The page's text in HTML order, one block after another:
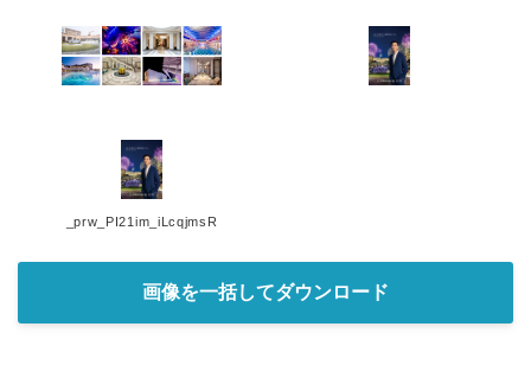
_prw_PI21im_iLcqjmsR
画像を一括してダウンロード